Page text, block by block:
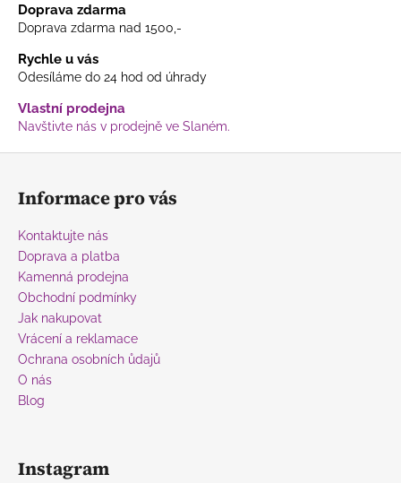
Doprava zdarma
Doprava zdarma nad 1500,-
Rychle u vás
Odesíláme do 24 hod od úhrady
Vlastní prodejna
Navštivte nás v prodejně ve Slaném.
Informace pro vás
Kontaktujte nás
Doprava a platba
Kamenná prodejna
Obchodní podmínky
Jak nakupovat
Vrácení a reklamace
Ochrana osobních ůdajů
O nás
Blog
Instagram